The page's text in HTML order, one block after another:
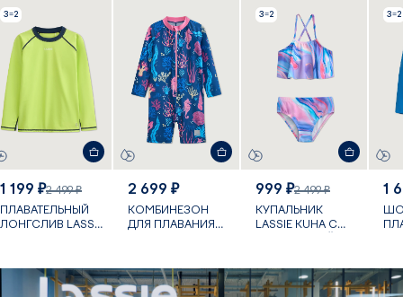
3=2
1 199 ₽2 499 ₽
ПЛАВАТЕЛЬНЫЙ
ЛОНГСЛИВ LASSIE
2 699 ₽
КОМБИНЕЗОН
ДЛЯ ПЛАВАНИЯ
3=2
999 ₽2 499 ₽
КУПАЛЬНИК
LASSIE KUHA С
3=2
1